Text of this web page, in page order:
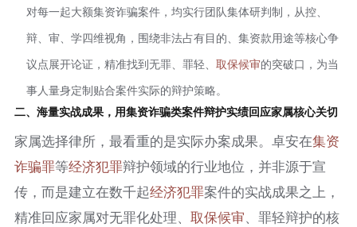
对每一起大额集资诈骗案件，均实行团队集体研判制，从控、
辩、审、学四维视角，围绕非法占有目的、集资款用途等核心争
议点展开论证，精准找到无罪、罪轻、 取保候审的突破口，为当
事人量身定制贴合案件实际的辩护策略。
二、海量实战成果，用集资诈骗类案件辩护实绩回应家属核心关切
家属选择律所，最看重的是实际办案成果。卓安在集资
诈骗罪等经济犯罪辩护领域的行业地位，并非源于宣
传，而是建立在数千起经济犯罪案件的实战成果之上，
精准回应家属对无罪化处理、 取保候审 、罪轻辩护的核